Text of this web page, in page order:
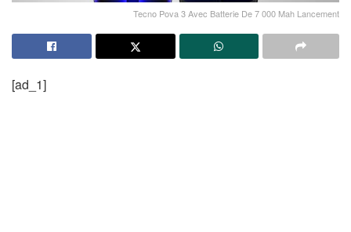
Tecno Pova 3 Avec Batterie De 7 000 Mah Lancement
[ad_1]